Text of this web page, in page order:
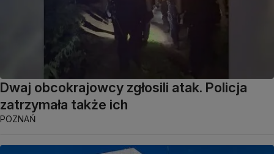
Dwaj obcokrajowcy zgłosili atak. Policja
zatrzymała także ich
POZNAŃ